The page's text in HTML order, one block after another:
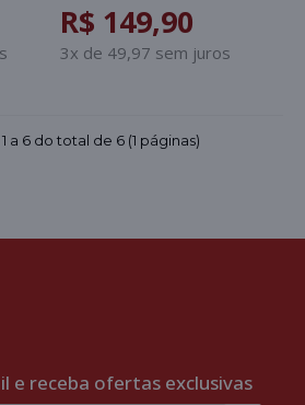
R$ 149,90
3x de 49,97 sem juros
a 6 do total de 6 (1 páginas)
e receba ofertas exclusivas